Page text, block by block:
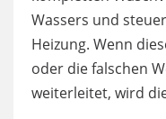
Wassers und
Heizung. Wenn
oder die falschen
weiterleitet, wird